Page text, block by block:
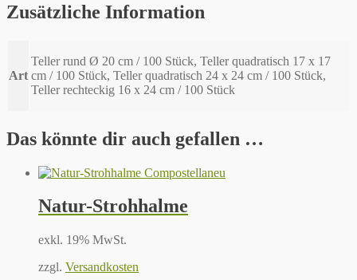
Zusätzliche Information
Art
Teller rund Ø 20 cm / 100 Stück, Teller quadratisch 17 x 17
cm / 100 Stück, Teller quadratisch 24 x 24 cm / 100 Stück,
Teller rechteckig 16 x 24 cm / 100 Stück
Das könnte dir auch gefallen …
neu
Natur-Strohhalme
exkl. 19% MwSt.
zzgl. Versandkosten